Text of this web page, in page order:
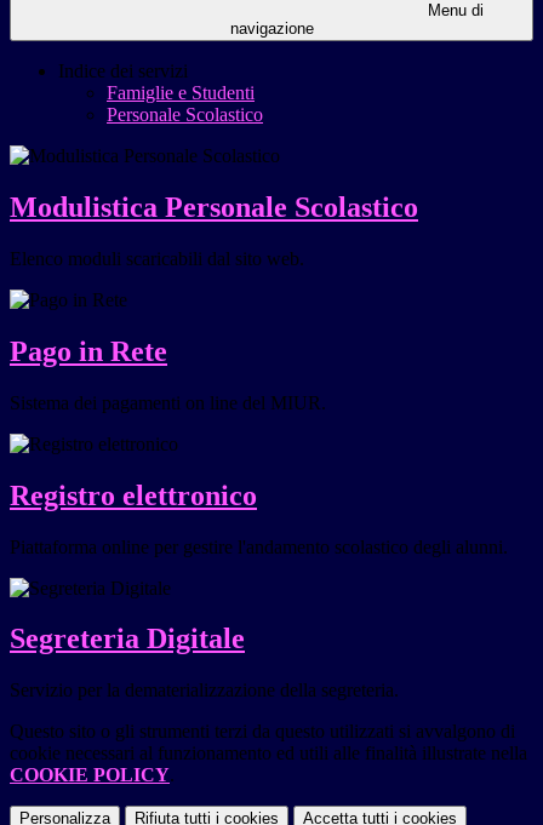
Menu di
navigazione
Indice dei servizi
Famiglie e Studenti
Personale Scolastico
Modulistica Personale Scolastico
Elenco moduli scaricabili dal sito web.
Pago in Rete
Sistema dei pagamenti on line del MIUR.
Registro elettronico
Piattaforma online per gestire l'andamento scolastico degli alunni.
Segreteria Digitale
Servizio per la dematerializzazione della segreteria.
Questo sito o gli strumenti terzi da questo utilizzati si avvalgono di
cookie necessari al funzionamento ed utili alle finalità illustrate nella
COOKIE POLICY.
Personalizza Rifiuta tutti i cookies Accetta tutti i cookies